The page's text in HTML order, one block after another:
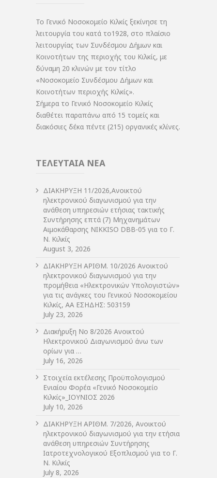
Το Γενικό Νοσοκομείο Κιλκίς ξεκίνησε τη
λειτουργία του κατά το1928, στο πλαίσιο
λειτουργίας των Συνδέσμου Δήμων και
Κοινοτήτων της περιοχής του Κιλκίς, με
δύναμη 20 κλινών με τον τίτλο
«Νοσοκομείο Συνδέσμου Δήμων και
Κοινοτήτων περιοχής Κιλκίς».
Σήμερα το Γενικό Νοσοκομείο Κιλκίς
διαθέτει παραπάνω από 15 τομείς και
διακόσιες δέκα πέντε (215) οργανικές κλίνες.
ΤΕΛΕΥΤΑΙΑ ΝΕΑ
ΔIΑΚΗΡΥΞΗ 11/2026,Ανοικτού
ηλεκτρονικού διαγωνισμού για την
ανάθεση υπηρεσιών ετήσιας τακτικής
Συντήρησης επτά (7) Μηχανημάτων
Αιμοκάθαρσης NIKKISO DBB-05 για το Γ.
Ν. Κιλκίς
August 3, 2026
ΔIΑΚΗΡΥΞΗ ΑΡIΘΜ. 10/2026 Ανοικτού
ηλεκτρονικού διαγωνισμού για την
προμήθεια «Ηλεκτρονικών Υπολογιστών»
για τις ανάγκες του Γενικού Νοσοκομείου
Κιλκίς, ΑΑ ΕΣΗΔΗΣ: 503159
July 23, 2026
Διακήρυξη Νο 8/2026 Ανοικτού
Ηλεκτρονικού Διαγωνισμού άνω των
ορίων για …
July 16, 2026
Στοιχεία εκτέλεσης Προϋπολογισμού
Ενιαίου Φορέα «Γενικό Νοσοκομείο
Κιλκίς»_ΙΟΥΝΙΟΣ 2026
July 10, 2026
ΔIΑΚΗΡΥΞΗ ΑΡIΘΜ. 7/2026, Ανοικτού
ηλεκτρονικού διαγωνισμού για την ετήσια
ανάθεση υπηρεσιών Συντήρησης
Ιατροτεχνολογικού Εξοπλισμού για το Γ.
Ν. Κιλκίς
July 8, 2026